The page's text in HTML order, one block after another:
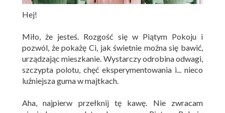
Hej!
Miło, że jesteś. Rozgość się w Piątym Pokoju i
pozwól, że pokażę Ci, jak świetnie można się bawić,
urządzając mieszkanie. Wystarczy odrobina odwagi,
szczypta polotu, chęć eksperymentowania i... nieco
luźniejsza guma w majtkach.
Aha, najpierw przełknij tę kawę. Nie zwracam